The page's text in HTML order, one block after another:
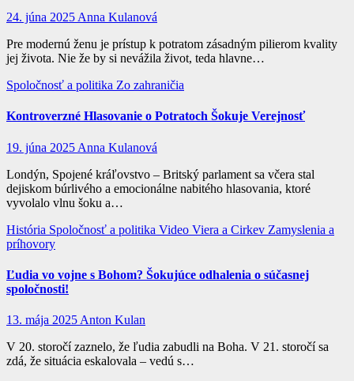
24. júna 2025 Anna Kulanová
Pre modernú ženu je prístup k potratom zásadným pilierom kvality
jej života. Nie že by si nevážila život, teda hlavne…
Spoločnosť a politika Zo zahraničia
Kontroverzné Hlasovanie o Potratoch Šokuje Verejnosť
19. júna 2025 Anna Kulanová
Londýn, Spojené kráľovstvo – Britský parlament sa včera stal
dejiskom búrlivého a emocionálne nabitého hlasovania, ktoré
vyvolalo vlnu šoku a…
História Spoločnosť a politika Video Viera a Cirkev Zamyslenia a
príhovory
Ľudia vo vojne s Bohom? Šokujúce odhalenia o súčasnej
spoločnosti!
13. mája 2025 Anton Kulan
V 20. storočí zaznelo, že ľudia zabudli na Boha. V 21. storočí sa
zdá, že situácia eskalovala – vedú s…